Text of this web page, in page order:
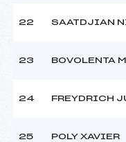
22 SAATDJIAN
23 BOVOLENTA
24 FREYDRICH
25 POLY XAVIER